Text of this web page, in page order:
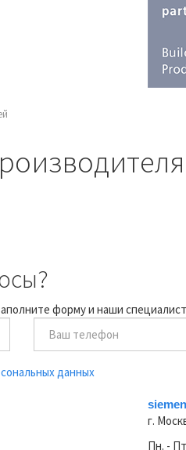
форму и наши
данных
г.
Пн. -